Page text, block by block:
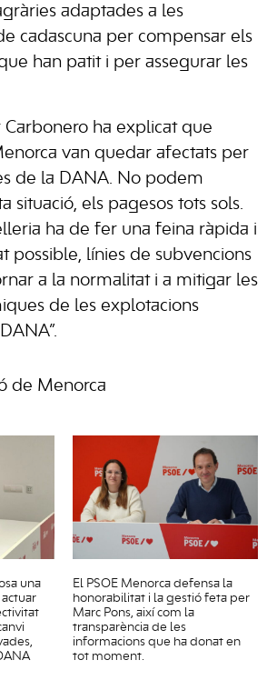
adaptades a les
cadascuna per compensar els
han patit i per assegurar les
Carbonero ha explicat que
van quedar afectats per
de la DANA. No podem
situació, els pagesos tots sols.
ha de fer una feina ràpida i
possible, línies de subvencions
a la normalitat i a mitigar les
de les explotacions
de Menorca
una
actuar
El PSOE Menorca defensa la
honorabilitat i la gestió feta per
Marc Pons, així com la
transparència de les
informacions que ha donat en
tot moment.